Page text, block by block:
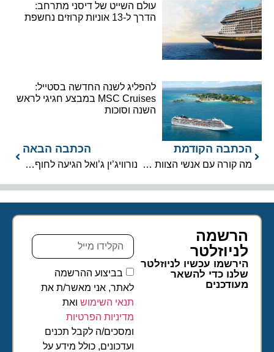
עולם השייט של דיסני מתרחב:
הדרך ל-13 אוניות קרוזים נחשפת
להפליג לשנה החדשה בסטייל:
MSC Cruises במבצע חגיגי לראש
השנה וסוכות
הכתבה הקודמת
מה קורה עם אנשי הצוות במהלך השעיית ההפלגות
הכתבה הבאה
נורוויג’ין ג’ואל הגיעה לחוף מבטחים
הרשמה
לניוזלטר​
הירשמו עכשיו לניוזלטר
שלנו כדי להשאר
מעודכנים
בביצוע ההרשמה
לאתר, אני מאשר/ת את
תנאי השימושואת
מדיניות הפרטיות
ומסכים/ה לקבל תכנים
ועדכונים, כולל מידע על